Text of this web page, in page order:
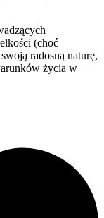
(choć
radosną naturę,
życia w